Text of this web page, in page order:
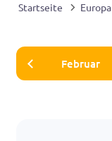
Startseite Europa
Februar